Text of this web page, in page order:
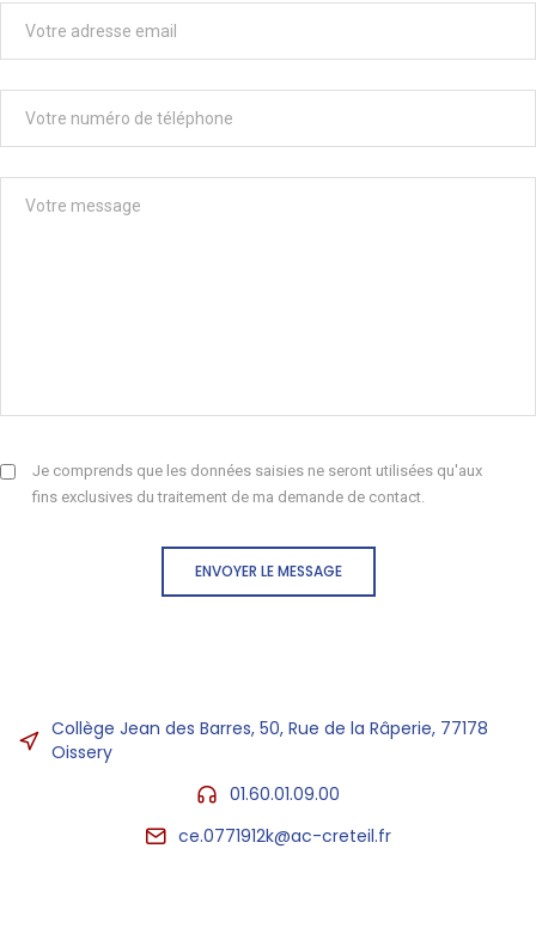
Je comprends que les données saisies ne seront utilisées qu'aux
fins exclusives du traitement de ma demande de contact.
ENVOYER LE MESSAGE
Collège Jean des Barres, 50, Rue de la Râperie, 77178
Oissery
01.60.01.09.00
ce.0771912k@ac-creteil.fr